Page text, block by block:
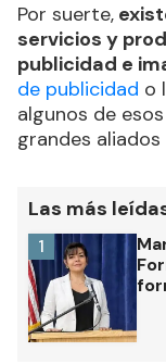
Por suerte,
servicios y
publicidad e
de publicidad o
algunos de
grandes aliados
Las más
1